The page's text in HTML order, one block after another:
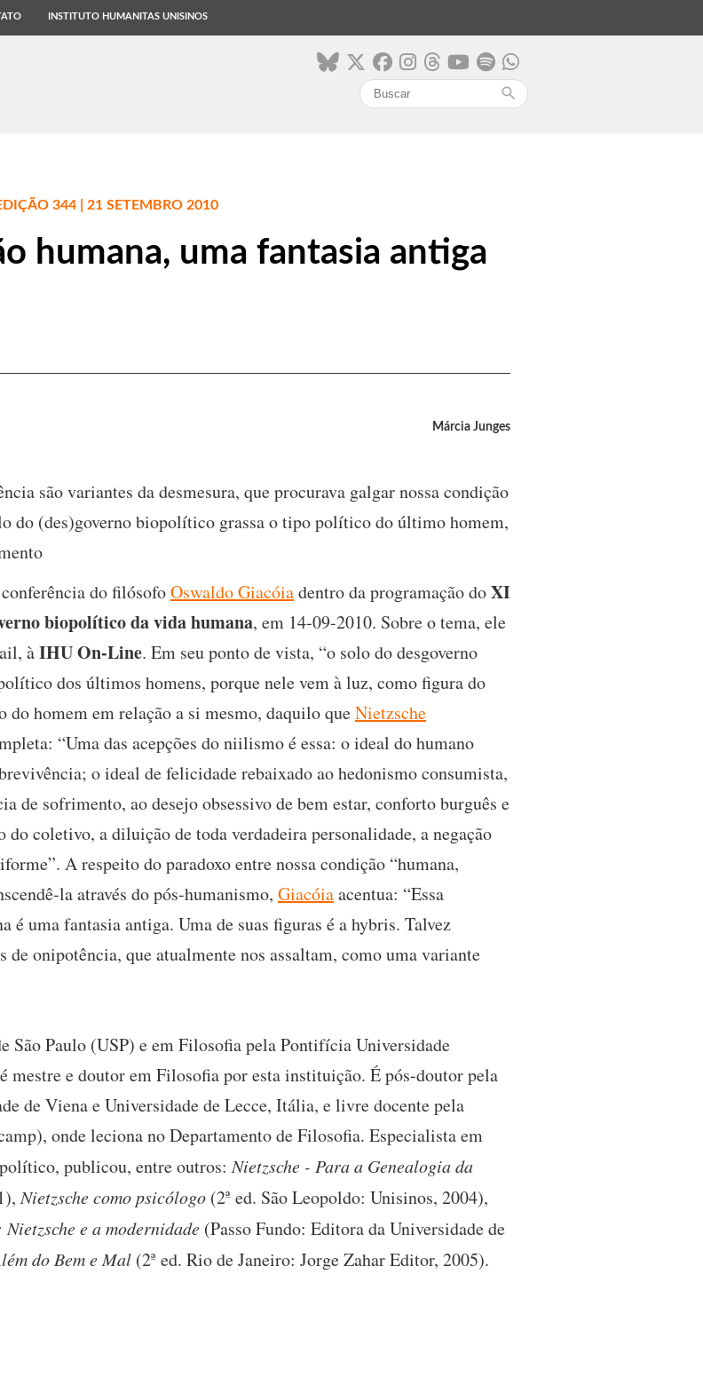
INSTITUTO HUMANITAS UNISINOS
search
344 | 21 SETEMBRO 2010
humana, uma fantasia antiga
Márcia Junges
são variantes da desmesura, que procurava galgar nossa condição
do (des)governo biopolítico grassa o tipo político do último homem,
do filósofoOswaldo Giacóiadentro da programação doXI
biopolítico da vida humana, em 14-09-2010. Sobre o tema, ele
àIHU On-Line. Em seu ponto de vista, “o solo do desgoverno
dos últimos homens, porque nele vem à luz, como figura do
do homem em relação a si mesmo, daquilo queNietzsche
“Uma das acepções do niilismo é essa: o ideal do humano
o ideal de felicidade rebaixado ao hedonismo consumista,
de sofrimento, ao desejo obsessivo de bem estar, conforto burguês e
do coletivo, a diluição de toda verdadeira personalidade, a negação
A respeito do paradoxo entre nossa condição “humana,
la através do pós-humanismo, Giacóiaacentua: “Essa
é uma fantasia antiga. Uma de suas figuras é a hybris. Talvez
de onipotência, que atualmente nos assaltam, como uma variante
São Paulo (USP) e em Filosofia pela Pontifícia Universidade
é mestre e doutor em Filosofia por esta instituição. É pós-doutor pela
de Viena e Universidade de Lecce, Itália, e livre docente pela
onde leciona no Departamento de Filosofia. Especialista em
político, publicou, entre outros:Nietzsche - Para a Genealogia da
Nietzsche como psicólogo (2ª ed. São Leopoldo: Unisinos, 2004),
e a modernidade (Passo Fundo: Editora da Universidade de
do Bem e Mal (2ª ed. Rio de Janeiro: Jorge Zahar Editor, 2005).